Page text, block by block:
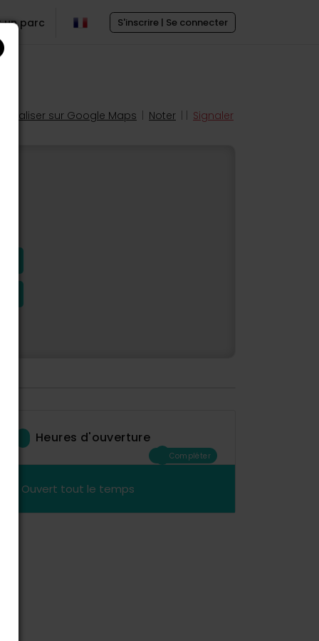
S'inscrire | Se connecter
un parc
Localiser sur Google Maps Noter Signaler
Heures d'ouverture
Compléter
Ouvert tout le temps